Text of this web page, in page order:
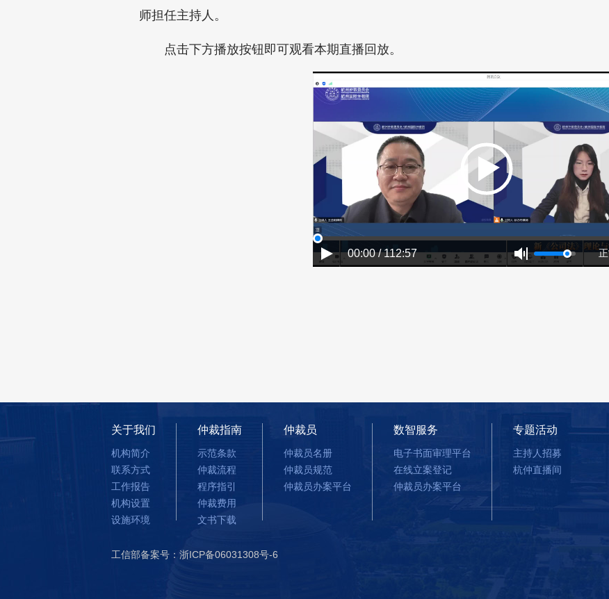
师担任主持人。
点击下方播放按钮即可观看本期直播回放。
00:00 / 112:57
关于我们
机构简介
联系方式
工作报告
机构设置
设施环境
仲裁指南
示范条款
仲裁流程
程序指引
仲裁费用
文书下载
仲裁员
仲裁员名册
仲裁员规范
仲裁员办案平台
数智服务
电子书面审理平台
在线立案登记
仲裁员办案平台
专题活动
主持人招募
杭仲直播间
工信部备案号：浙ICP备06031308号-6